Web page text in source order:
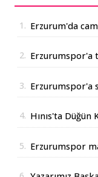
1. Erzurum'da
2. Erzurumspor'a
3. Erzurumspor'a
4. Hınıs'ta Düğün
5. Erzurumspor